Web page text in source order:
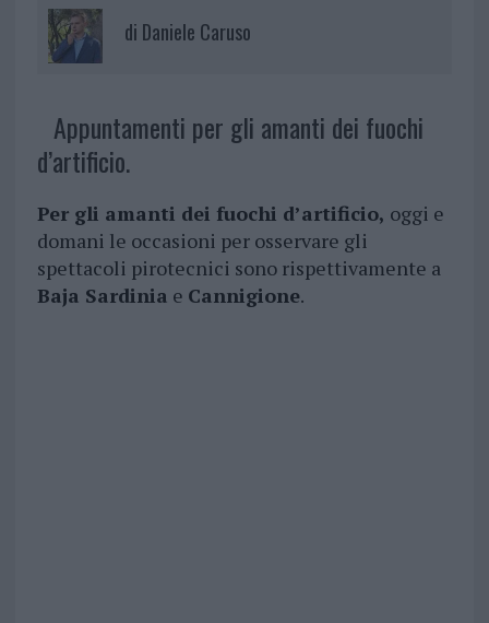
di Daniele Caruso
Appuntamenti per gli amanti dei fuochi
d’artificio.
Per gli amanti dei fuochi d’artificio, oggi e
domani le occasioni per osservare gli
spettacoli pirotecnici sono rispettivamente a
Baja Sardinia e Cannigione.